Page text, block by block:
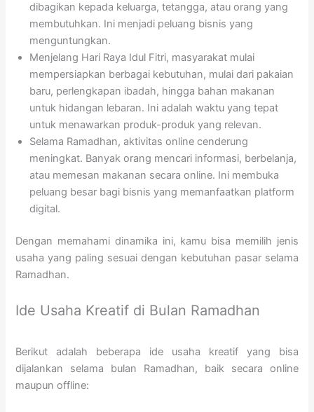
dibagikan kepada keluarga, tetangga, atau orang yang
membutuhkan. Ini menjadi peluang bisnis yang
menguntungkan.
Menjelang Hari Raya Idul Fitri, masyarakat mulai
mempersiapkan berbagai kebutuhan, mulai dari pakaian
baru, perlengkapan ibadah, hingga bahan makanan
untuk hidangan lebaran. Ini adalah waktu yang tepat
untuk menawarkan produk-produk yang relevan.
Selama Ramadhan, aktivitas online cenderung
meningkat. Banyak orang mencari informasi, berbelanja,
atau memesan makanan secara online. Ini membuka
peluang besar bagi bisnis yang memanfaatkan platform
digital.
Dengan memahami dinamika ini, kamu bisa memilih jenis
usaha yang paling sesuai dengan kebutuhan pasar selama
Ramadhan.
Ide Usaha Kreatif di Bulan Ramadhan
Berikut adalah beberapa ide usaha kreatif yang bisa
dijalankan selama bulan Ramadhan, baik secara online
maupun offline: